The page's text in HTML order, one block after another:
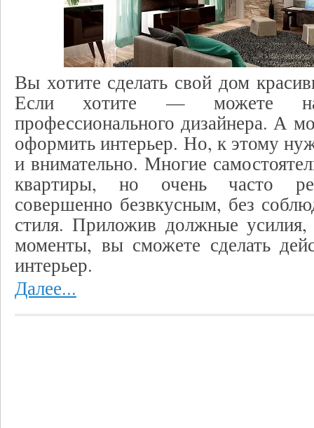
Вы хотите сделать свой дом
Если хотите — можете
профессионального дизайнера. А
оформить интерьер. Но, к этому
и внимательно. Многие
квартиры, но очень часто
совершенно безвкусным, без
стиля. Приложив должные
моменты, вы сможете сделать
интерьер.
Далее...